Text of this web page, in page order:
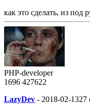
как это сделать, из под
PHP-developer
1696 427622
LazyDev - 2018-02-1327